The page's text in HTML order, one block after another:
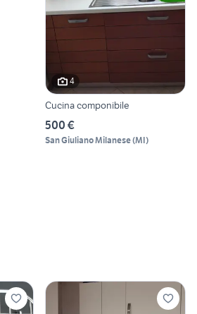
4
Cucina componibile
500 €
San Giuliano Milanese(MI)